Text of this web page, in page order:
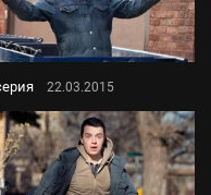
22.03.2015